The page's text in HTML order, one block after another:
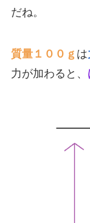
だね。
質量１００ｇ は
力が加わると、